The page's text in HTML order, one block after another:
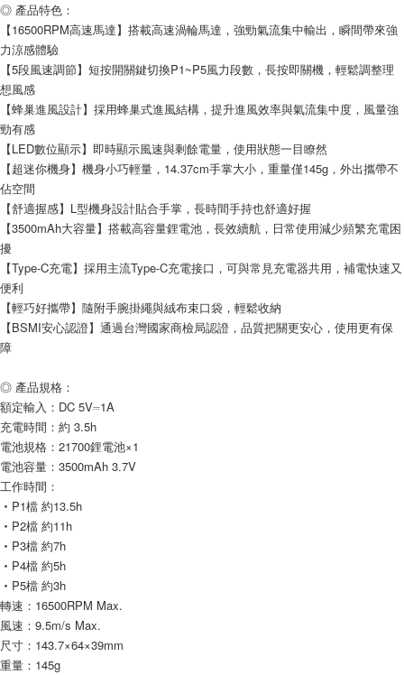
付款後7-11取貨
每筆NT$80，滿NT$599(含以上)免運費
宅配
每筆NT$100，滿NT$599(含以上)免運費
◎ 產品特色：
【16500RPM高速馬達】搭載高速渦輪馬達，強勁氣流集中輸出，瞬間帶來強
力涼感體驗
【5段風速調節】短按開關鍵切換P1~P5風力段數，長按即關機，輕鬆調整理
想風感
【蜂巢進風設計】採用蜂巢式進風結構，提升進風效率與氣流集中度，風量強
勁有感
【LED數位顯示】即時顯示風速與剩餘電量，使用狀態一目瞭然
【超迷你機身】機身小巧輕量，14.37cm手掌大小，重量僅145g，外出攜帶不
佔空間
【舒適握感】L型機身設計貼合手掌，長時間手持也舒適好握
【3500mAh大容量】搭載高容量鋰電池，長效續航，日常使用減少頻繁充電困
擾
【Type-C充電】採用主流Type-C充電接口，可與常見充電器共用，補電快速又
便利
【輕巧好攜帶】隨附手腕掛繩與絨布束口袋，輕鬆收納
【BSMI安心認證】通過台灣國家商檢局認證，品質把關更安心，使用更有保
障
◎ 產品規格：
額定輸入：DC 5V⎓1A
充電時間：約 3.5h
電池規格：21700鋰電池×1
電池容量：3500mAh 3.7V
工作時間：
‧P1檔 約13.5h
‧P2檔 約11h
‧P3檔 約7h
‧P4檔 約5h
‧P5檔 約3h
轉速：16500RPM Max.
風速：9.5m/s Max.
尺寸：143.7×64×39mm
重量：145g